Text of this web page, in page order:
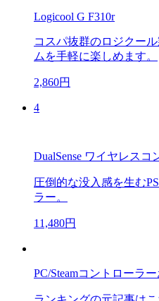
Logicool G F310r
コスパ抜群のロジクー
ムを手軽に楽しめます。
2,860円
4
DualSense ワイヤレスコ
圧倒的な没入感を生む
ラー。
11,480円
PC/Steamコントローラ